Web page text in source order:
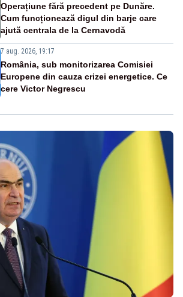
Operațiune fără precedent pe Dunăre.
Cum funcționează digul din barje care
ajută centrala de la Cernavodă
7 aug. 2026, 19:17
România, sub monitorizarea Comisiei
Europene din cauza crizei energetice. Ce
cere Victor Negrescu